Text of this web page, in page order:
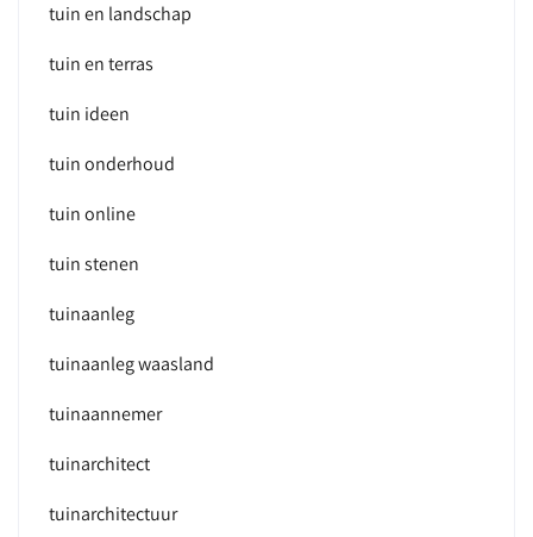
tuin en landschap
tuin en terras
tuin ideen
tuin onderhoud
tuin online
tuin stenen
tuinaanleg
tuinaanleg waasland
tuinaannemer
tuinarchitect
tuinarchitectuur